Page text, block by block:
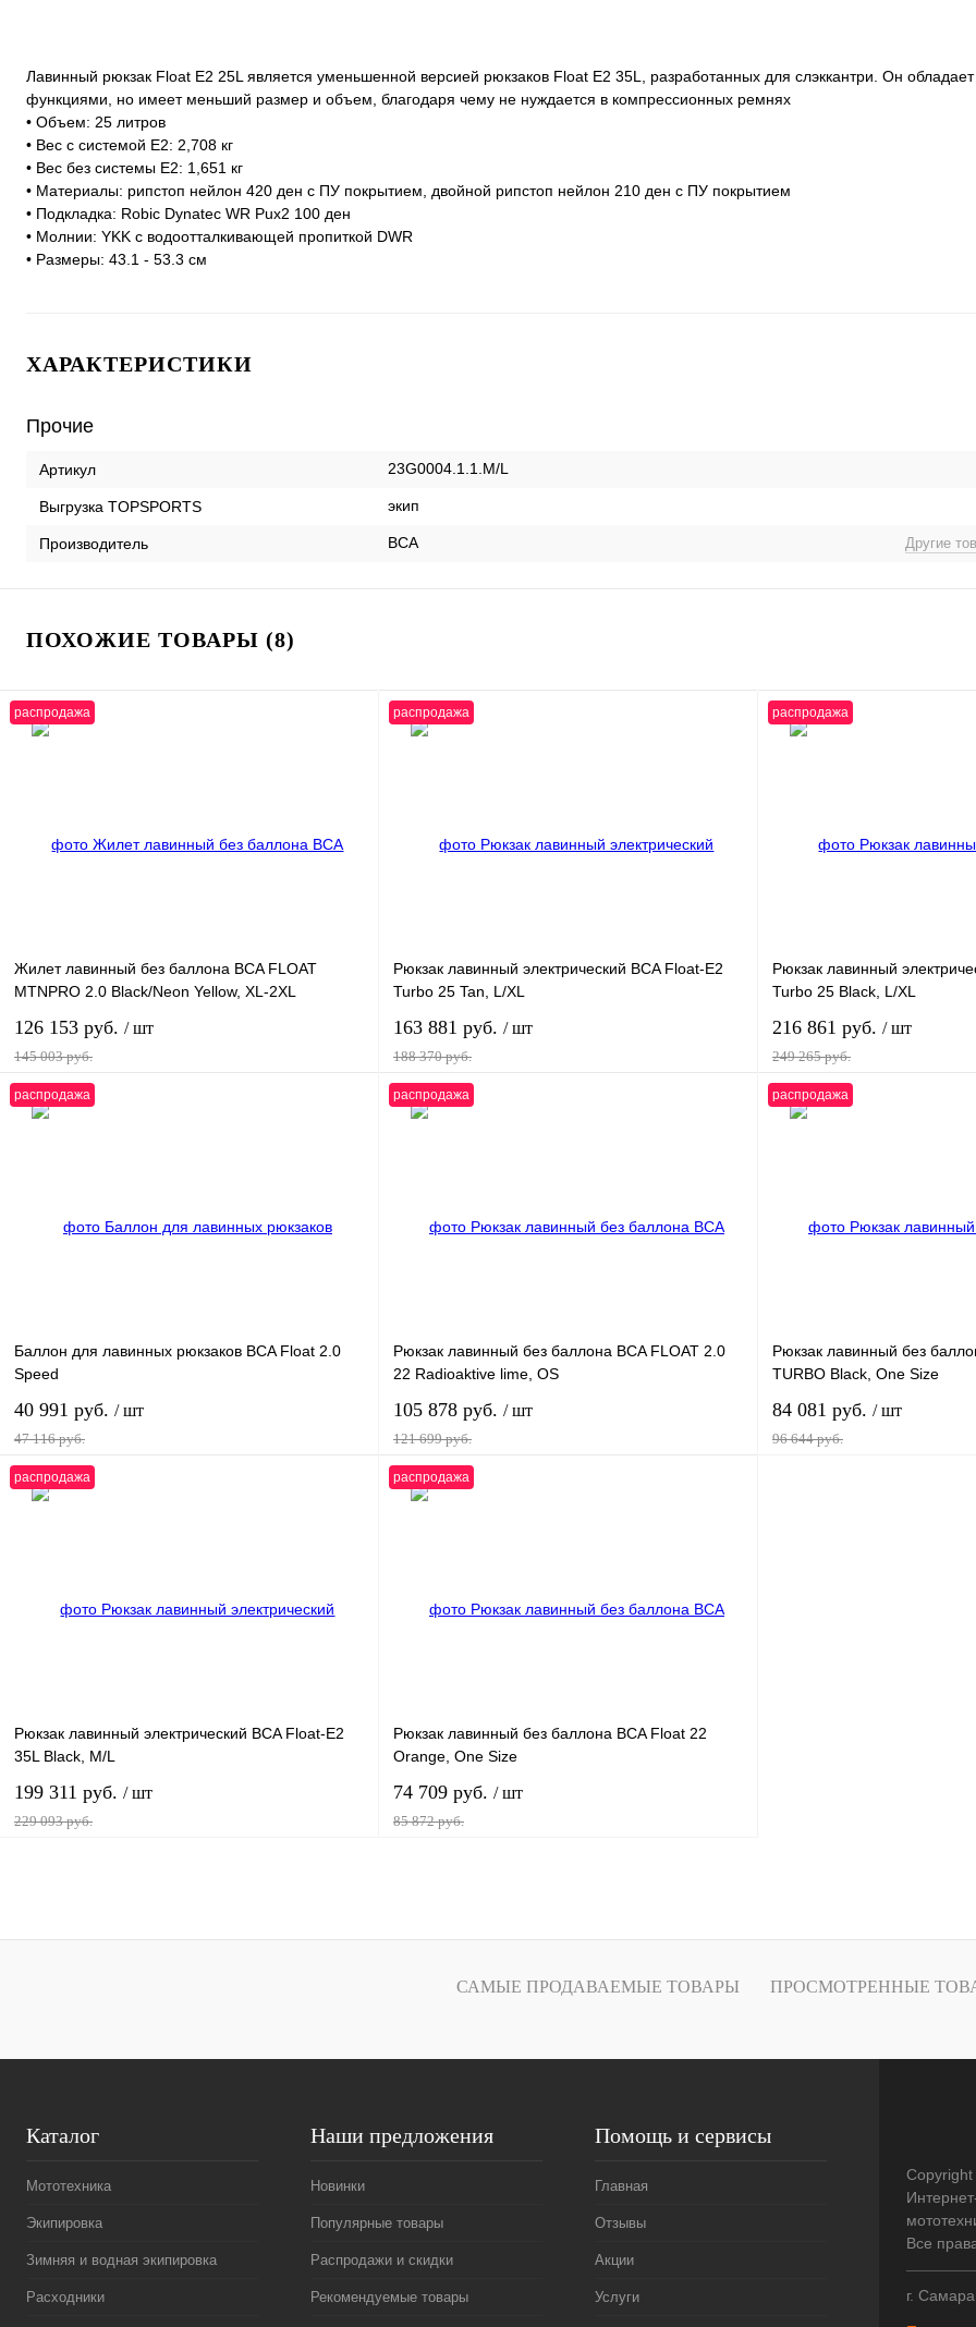
Лавинный рюкзак Float E2 25L является уменьшенной версией рюкзаков Float E2 35L, разработанных для слэккантри. Он
функциями, но имеет меньший размер и объем, благодаря чему не нуждается в компрессионных ремнях
• Объем: 25 литров
• Вес с системой E2: 2,708 кг
• Вес без системы E2: 1,651 кг
• Материалы: рипстоп нейлон 420 ден с ПУ покрытием, двойной рипстоп нейлон 210 ден с ПУ покрытием
• Подкладка: Robic Dynatec WR Pux2 100 ден
• Молнии: YKK с водоотталкивающей пропиткой DWR
• Размеры: 43.1 - 53.3 см
ХАРАКТЕРИСТИКИ
Прочие
Артикул 23G0004.1.1.M/L
Выгрузка TOPSPORTS экип
Производитель BCA Другие
ПОХОЖИЕ ТОВАРЫ (8)
распродажа
Жилет лавинный без баллона BCA FLOAT
MTNPRO 2.0 Black/Neon Yellow, XL-2XL
126 153 руб. / шт
145 003 руб.
наличии
распродажа
Рюкзак лавинный электрический BCA Float-E2
Turbo 25 Tan, L/XL
163 881 руб. / шт
188 370 руб.
наличии
распродажа
Рюкзак лавинный
Turbo 25 Black, L/XL
216 861 руб. / шт
249 265 руб.
распродажа
Баллон для лавинных рюкзаков BCA Float 2.0
Speed
40 991 руб. / шт
47 116 руб.
наличии
распродажа
Рюкзак лавинный без баллона BCA FLOAT 2.0
22 Radioaktive lime, OS
105 878 руб. / шт
121 699 руб.
наличии
распродажа
Рюкзак лавинный без
TURBO Black, One Size
84 081 руб. / шт
96 644 руб.
распродажа
Рюкзак лавинный электрический BCA Float-E2
35L Black, M/L
199 311 руб. / шт
229 093 руб.
Купить в 1 клик К сравнению
распродажа
Рюкзак лавинный без баллона BCA Float 22
Orange, One Size
74 709 руб. / шт
85 872 руб.
Купить в 1 клик К сравнению
САМЫЕ ПРОДАВАЕМЫЕ ТОВАРЫ ПРОСМОТРЕННЫЕ
Каталог
Мототехника
Экипировка
Зимняя и водная экипировка
Расходники
Наши предложения
Новинки
Популярные товары
Распродажи и скидки
Рекомендуемые товары
Помощь и сервисы
Главная
Отзывы
Акции
Услуги
Все
г.